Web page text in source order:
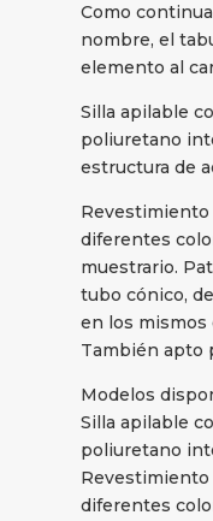
Como
nombre, el
elemento al
Silla apilable
poliuretano
estructura de
diferentes
muestrario.
tubo cónico,
en los mismos
También apto
Modelos
Silla apilable
poliuretano
diferentes